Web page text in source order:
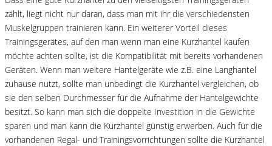
zählt, liegt nicht nur daran, dass man mit ihr die verschiedensten
Muskelgruppen trainieren kann. Ein weiterer Vorteil dieses
Trainingsgerätes, auf den man wenn man eine Kurzhantel kaufen
möchte achten sollte, ist die Kompatibilität mit bereits vorhandenen
Geräten. Wenn man weitere Hantelgeräte wie z.B. eine Langhantel
zuhause nutzt, sollte man unbedingt die Kurzhantel vergleichen, ob
sie den selben Durchmesser für die Aufnahme der Hantelgewichte
besitzt. So kann man sich die doppelte Investition in die Gewichte
sparen und man kann die Kurzhantel günstig erwerben. Auch für die
vorhandenen Regal- und Trainingsvorrichtungen sollte die Kurzhantel